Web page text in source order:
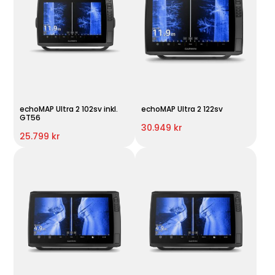
echoMAP Ultra 2 102sv inkl.
GT56
25.799 kr
echoMAP Ultra 2 122sv
30.949 kr